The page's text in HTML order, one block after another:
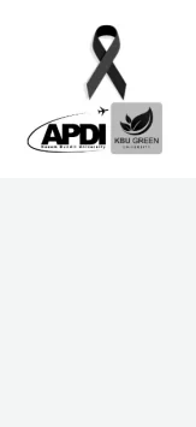
content